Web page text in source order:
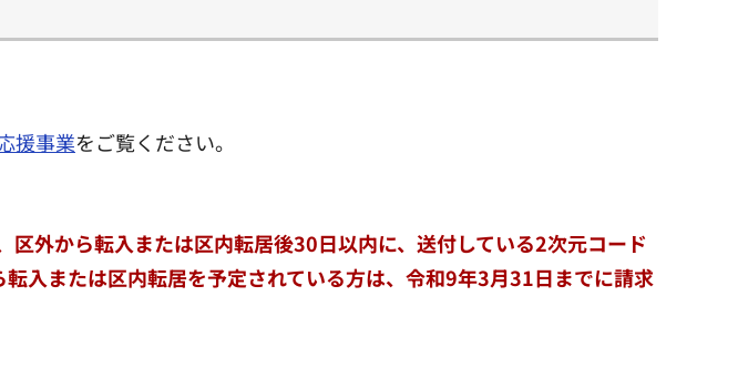
援事業をご覧ください。
外から転入または区内転居後30日以内に、送付している2次元コード
入または区内転居を予定されている方は、令和9年3月31日までに請求